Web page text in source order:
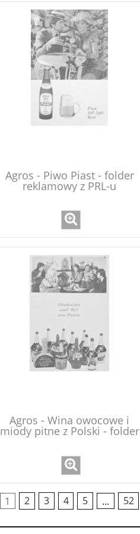
Agros - Piwo Piast - folder
reklamowy z PRL-u
Agros - Wina owocowe i
miody pitne z Polski - folder
reklamowy z PRL-u
1 2 3 4 5 ... 52